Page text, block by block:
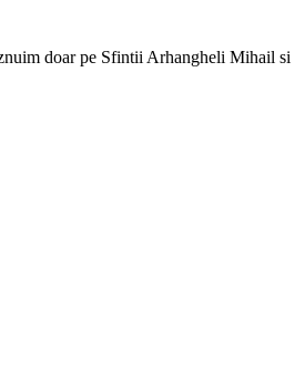
doar pe Sfintii Arhangheli Mihail si